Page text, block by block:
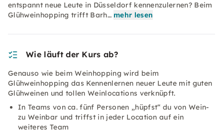
entspannt neue Leute in Düsseldorf kennenzulernen? Beim
Glühweinhopping trifft Barh… mehr lesen
Wie läuft der Kurs ab?
Genauso wie beim Weinhopping wird beim
Glühweinhopping das Kennenlernen neuer Leute mit guten
Glühweinen und tollen Weinlocations verknüpft.
In Teams von ca. fünf Personen „hüpfst“ du von Wein-
zu Weinbar und triffst in jeder Location auf ein
weiteres Team